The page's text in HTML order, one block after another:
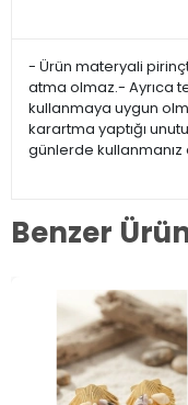
- Ürün materyali
atma olmaz.- Ayrıca
kullanmaya uygun
karartma yaptığı
günlerde
Benzer